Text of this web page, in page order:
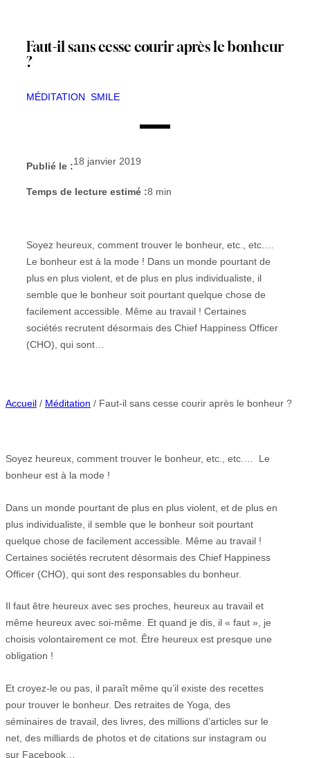
Faut-il sans cesse courir après le bonheur
?
MÉDITATION SMILE
Publié le :18 janvier 2019
Temps de lecture estimé :8 min
Soyez heureux, comment trouver le bonheur, etc., etc.…
Le bonheur est à la mode ! Dans un monde pourtant de
plus en plus violent, et de plus en plus individualiste, il
semble que le bonheur soit pourtant quelque chose de
facilement accessible. Même au travail ! Certaines
sociétés recrutent désormais des Chief Happiness Officer
(CHO), qui sont…
Accueil / Méditation / Faut-il sans cesse courir après le bonheur ?
Soyez heureux, comment trouver le bonheur, etc., etc.… Le
bonheur est à la mode !
Dans un monde pourtant de plus en plus violent, et de plus en
plus individualiste, il semble que le bonheur soit pourtant
quelque chose de facilement accessible. Même au travail !
Certaines sociétés recrutent désormais des Chief Happiness
Officer (CHO), qui sont des responsables du bonheur.
Il faut être heureux avec ses proches, heureux au travail et
même heureux avec soi-même. Et quand je dis, il « faut », je
choisis volontairement ce mot. Être heureux est presque une
obligation !
Et croyez-le ou pas, il paraît même qu’il existe des recettes
pour trouver le bonheur. Des retraites de Yoga, des
séminaires de travail, des livres, des millions d’articles sur le
net, des milliards de photos et de citations sur instagram ou
sur Facebook…